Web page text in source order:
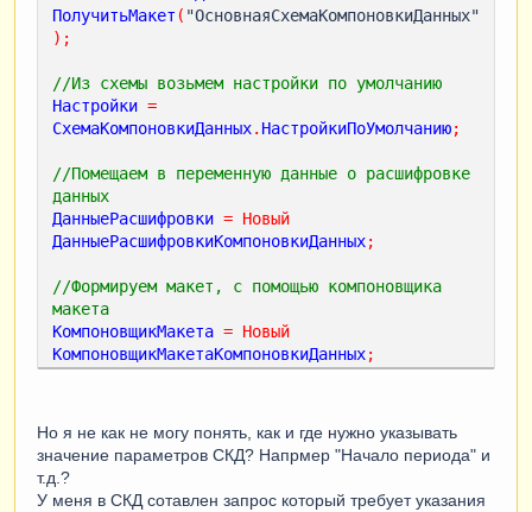
ПолучитьМакет ( "ОсновнаяСхемаКомпоновкиДанных"
);
//Из схемы возьмем настройки по умолчанию
Настройки =
СхемаКомпоновкиДанных. НастройкиПоУмолчанию;
//Помещаем в переменную данные о расшифровке
данных
ДанныеРасшифровки = Новый
ДанныеРасшифровкиКомпоновкиДанных;
//Формируем макет, с помощью компоновщика
макета
КомпоновщикМакета = Новый
КомпоновщикМакетаКомпоновкиДанных;
МакетКомпоновки
=
КомпоновщикМакета .Выполнить(СхемаКомпоновкиДа
нных
Но я не как не могу понять, как и где нужно указывать
значение параметров СКД? Напрмер "Начало периода" и
т.д.?
У меня в СКД сотавлен запрос который требует указания